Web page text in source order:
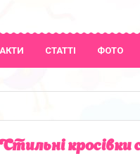
СТАТТІ ФОТО
кросівки